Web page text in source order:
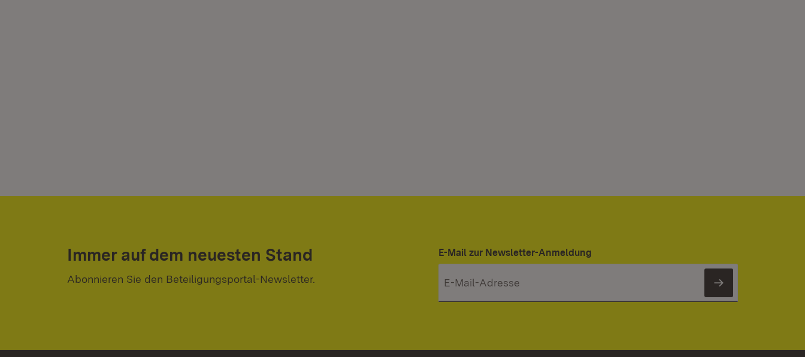
Immer auf dem neuesten Stand
Abonnieren Sie den Beteiligungsportal-Newsletter.
E-Mail zur Newsletter-Anmeldung
Newsletter